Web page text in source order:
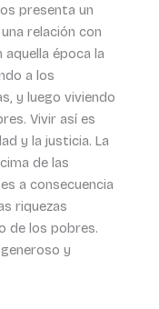
presenta un
relación con
aquella época la
a los
y luego viviendo
Vivir así es
y la justicia. La
de las
a consecuencia
riquezas
de los pobres.
y